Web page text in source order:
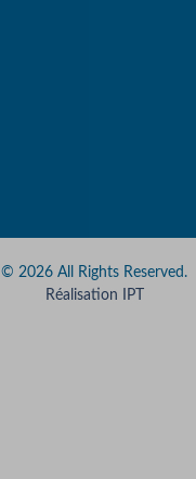
© 2026 All Rights Reserved.
Réalisation IPT